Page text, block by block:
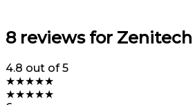
8 reviews for Zenitech
4.8 out of 5
★★★★★
★★★★★